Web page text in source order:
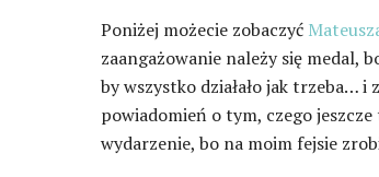
Poniżej możecie zobaczyć
zaangażowanie należy się medal,
by wszystko działało jak trzeba…
powiadomień o tym, czego
wydarzenie, bo na moim fejsie